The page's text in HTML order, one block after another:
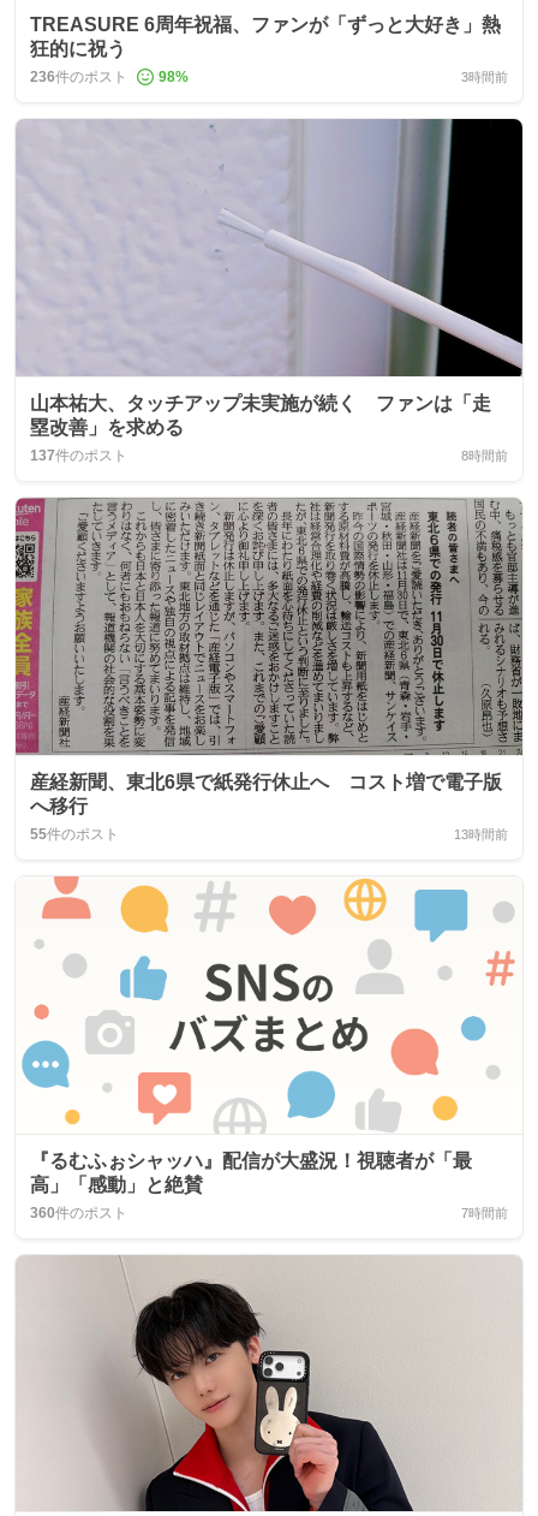
TREASURE 6周年祝福、ファンが「ずっと大好き」熱
狂的に祝う
236件のポスト 98% 3時間前
山本祐大、タッチアップ未実施が続く ファンは「走
塁改善」を求める
137件のポスト 8時間前
産経新聞、東北6県で紙発行休止へ コスト増で電子版
へ移行
55件のポスト 13時間前
『るむふぉシャッハ』配信が大盛況！視聴者が「最
高」「感動」と絶賛
360件のポスト 7時間前